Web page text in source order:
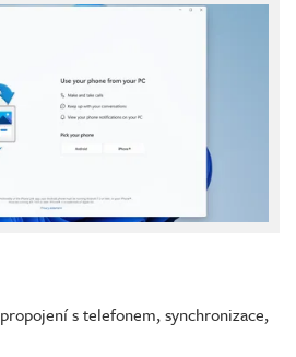
propojení s telefonem,synchronizace,